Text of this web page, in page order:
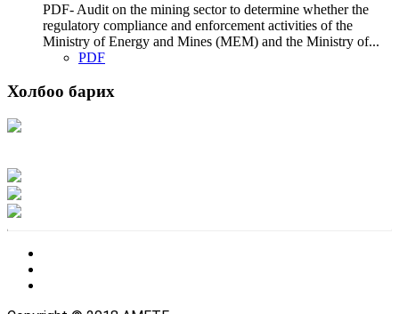
PDF- Audit on the mining sector to determine whether the
regulatory compliance and enforcement activities of the
Ministry of Energy and Mines (MEM) and the Ministry of...
PDF
Холбоо барих